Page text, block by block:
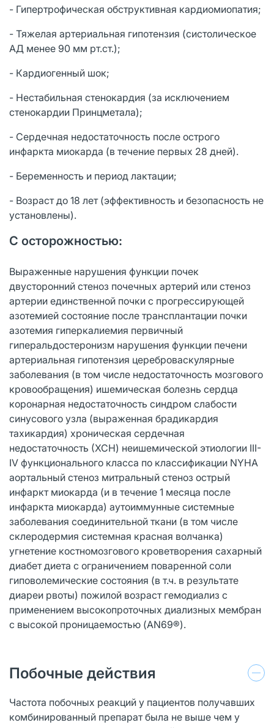
- Гипертрофическая обструктивная кардиомиопатия;
- Тяжелая артериальная гипотензия (систолическое
АД менее 90 мм рт.ст.);
- Кардиогенный шок;
- Нестабильная стенокардия (за исключением
стенокардии Принцметала);
- Сердечная недостаточность после острого
инфаркта миокарда (в течение первых 28 дней).
- Беременность и период лактации;
- Возраст до 18 лет (эффективность и безопасность не
установлены).
С осторожностью:
Выраженные нарушения функции почек
двусторонний стеноз почечных артерий или стеноз
артерии единственной почки с прогрессирующей
азотемией состояние после трансплантации почки
азотемия гиперкалиемия первичный
гиперальдостеронизм нарушения функции печени
артериальная гипотензия цереброваскулярные
заболевания (в том числе недостаточность мозгового
кровообращения) ишемическая болезнь сердца
коронарная недостаточность синдром слабости
синусового узла (выраженная брадикардия
тахикардия) хроническая сердечная
недостаточность (ХСН) неишемической этиологии III-
IV функционального класса по классификации NYHA
аортальный стеноз митральный стеноз острый
инфаркт миокарда (и в течение 1 месяца после
инфаркта миокарда) аутоиммунные системные
заболевания соединительной ткани (в том числе
склеродермия системная красная волчанка)
угнетение костномозгового кроветворения сахарный
диабет диета с ограничением поваренной соли
гиповолемические состояния (в т.ч. в результате
диареи рвоты) пожилой возраст гемодиализ с
применением высокопроточных диализных мембран
с высокой проницаемостью (AN69®).
Побочные действия
Частота побочных реакций у пациентов получавших
комбинированный препарат была не выше чем у